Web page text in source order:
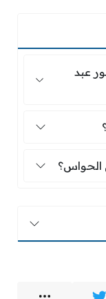
عبد السلامعبد
الحواس؟
الحواس؟